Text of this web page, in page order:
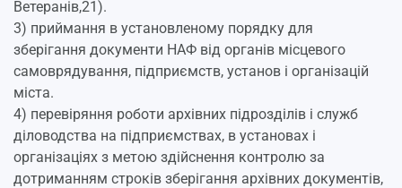
Ветеранів,21).
3) приймання в установленому порядку для
зберігання документи НАФ від органів місцевого
самоврядування, підприємств, установ і організацій
міста.
4) перевіряння роботи архівних підрозділів і служб
діловодства на підприємствах, в установах і
організаціях з метою здійснення контролю за
дотриманням строків зберігання архівних документів,